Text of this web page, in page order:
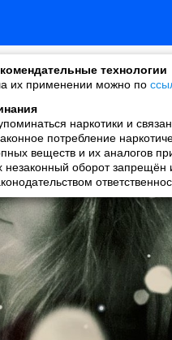
технологии
их применении можно по
наркотики и
потребление
веществ и их аналогов
незаконный оборот запрещён